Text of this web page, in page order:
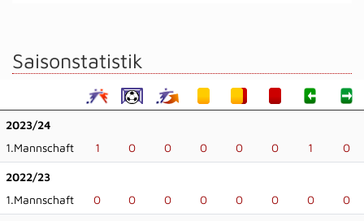
Saisonstatistik
2023/24
1.Mannschaft
1 0 0 0 0 0 1 0
2022/23
1.Mannschaft
0 0 0 0 0 0 0 0